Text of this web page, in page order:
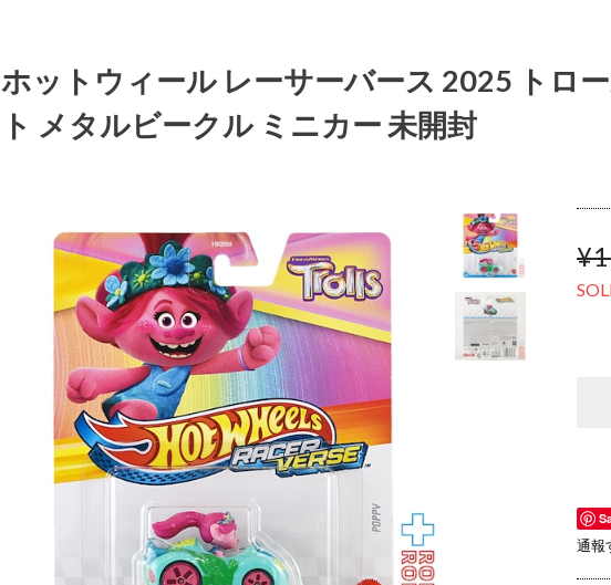
ホットウィール レーサーバース 2025 トロ
ト メタルビークル ミニカー 未開封
通報